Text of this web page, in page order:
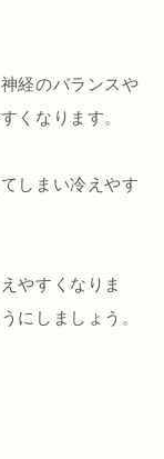
経のバランスや
くなります。
しまい冷えやす
やすくなりま
にしましょう。